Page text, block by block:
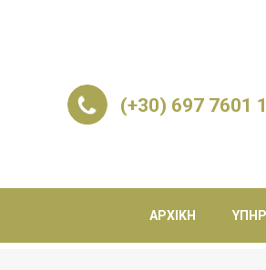
(+30) 697 7601
ΑΡΧΙΚΉ